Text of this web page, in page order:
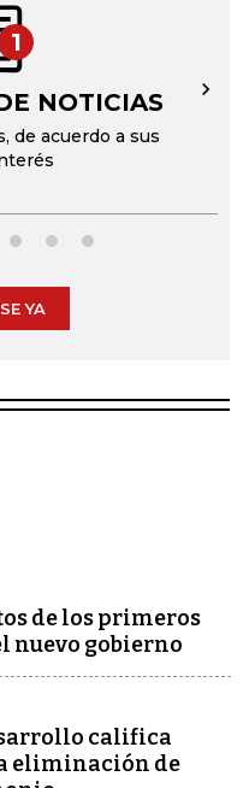
1
NOTICIAS
de acuerdo a sus
→
YA
de los primeros
nuevo gobierno
califica
eliminación de